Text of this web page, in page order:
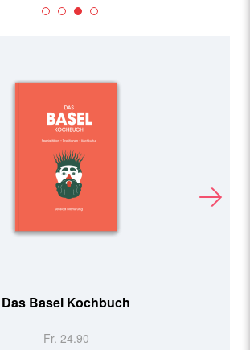
Das Basel Kochbuch
Fr. 24.90